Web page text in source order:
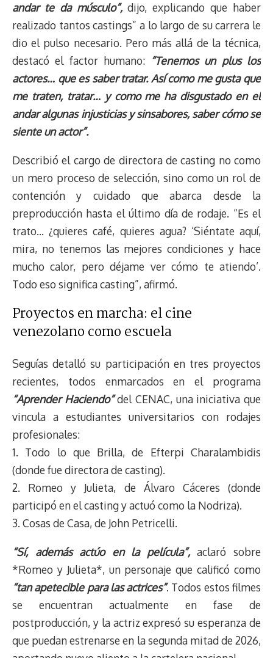
andar te da músculo”,dijo, explicando que haber
realizado tantos castings” a lo largo de su carrera le
dio el pulso necesario. Pero más allá de la técnica,
destacó el factor humano:“Tenemos un plus los
actores… que es saber tratar. Así como me gusta que
me traten, tratar… y como me ha disgustado en el
andar algunas injusticias y sinsabores, saber cómo se
siente un actor”.
Describió el cargo de directora de casting no como
un mero proceso de selección, sino como un rol de
contención y cuidado que abarca desde la
preproducción hasta el último día de rodaje. “Es el
trato… ¿quieres café, quieres agua? ‘Siéntate aquí,
mira, no tenemos las mejores condiciones y hace
mucho calor, pero déjame ver cómo te atiendo’.
Todo eso significa casting”, afirmó.
Proyectos en marcha: el cine
venezolano como escuela
Seguías detalló su participación en tres proyectos
recientes, todos enmarcados en el programa
“Aprender Haciendo” del CENAC, una iniciativa que
vincula a estudiantes universitarios con rodajes
profesionales:
1. Todo lo que Brilla, de Efterpi Charalambidis
(donde fue directora de casting).
2. Romeo y Julieta, de Álvaro Cáceres (donde
participó en el casting y actuó como la Nodriza).
3. Cosas de Casa, de John Petricelli.
“Sí, además actúo en la película”,aclaró sobre
*Romeo y Julieta*, un personaje que calificó como
“tan apetecible para las actrices”. Todos estos filmes
se encuentran actualmente en fase de
postproducción, y la actriz expresó su esperanza de
que puedan estrenarse en la segunda mitad de 2026,